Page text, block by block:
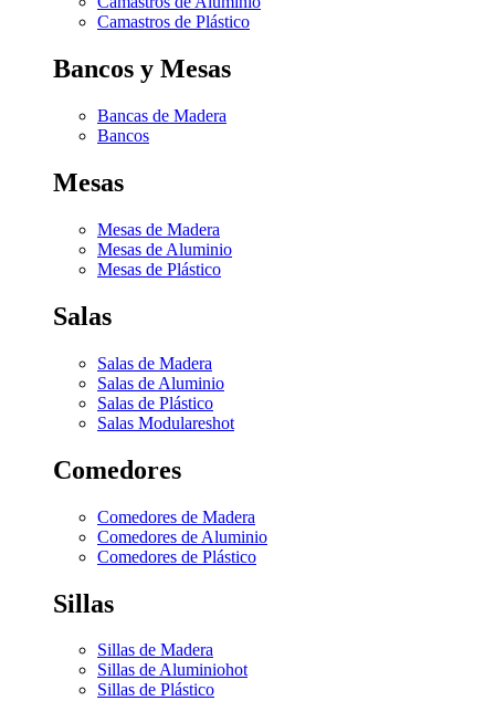
Camastros de Plástico
Bancos y Mesas
Bancas de Madera
Bancos
Mesas
Mesas de Madera
Mesas de Aluminio
Mesas de Plástico
Salas
Salas de Madera
Salas de Aluminio
Salas de Plástico
Salas Modulareshot
Comedores
Comedores de Madera
Comedores de Aluminio
Comedores de Plástico
Sillas
Sillas de Madera
Sillas de Aluminiohot
Sillas de Plástico